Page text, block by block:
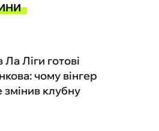
Ліги готові
чому вінгер
клубну